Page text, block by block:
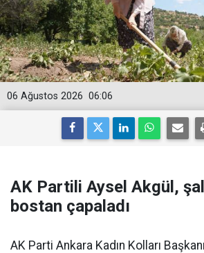
06:06
06 Ağustos 2026
AK Partili Aysel Akgül,
bostan çapaladı
AK Parti Ankara Kadın Kolları